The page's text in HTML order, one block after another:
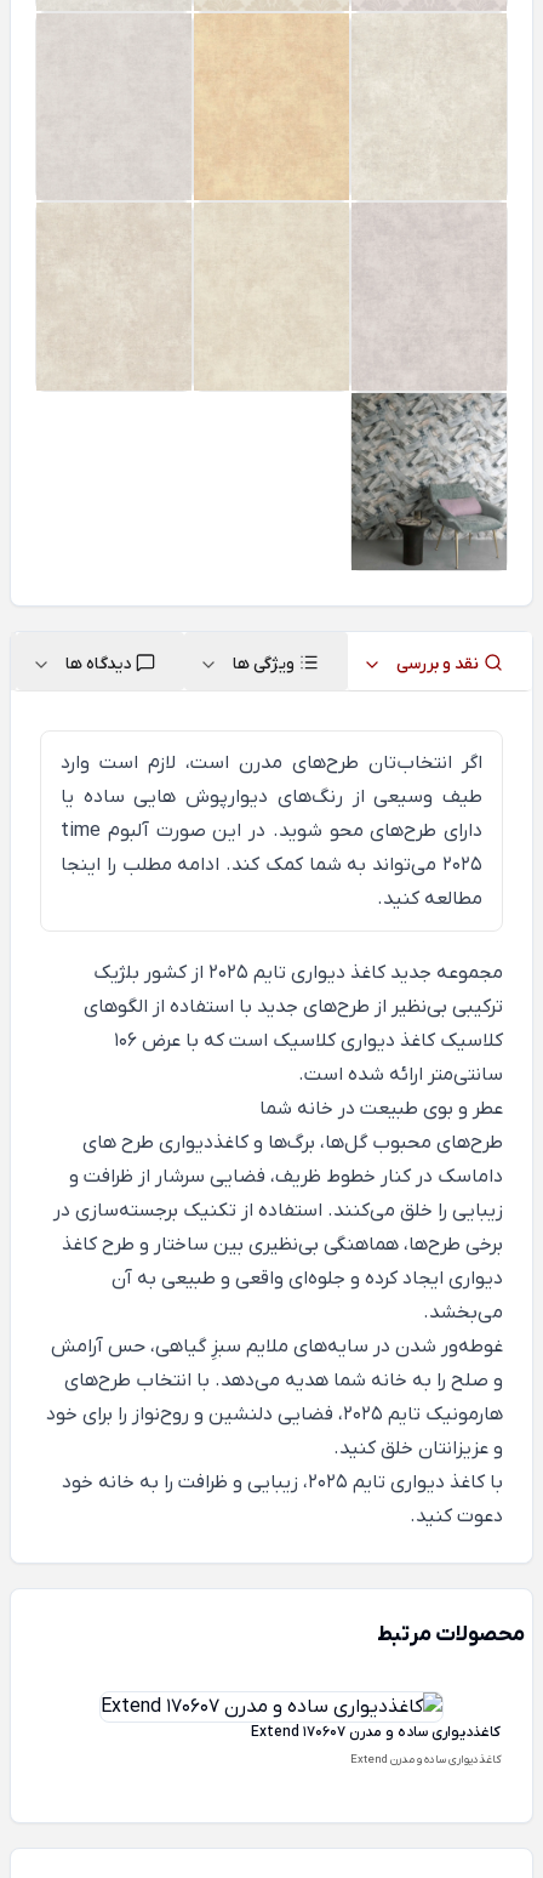
نقد و بررسی ویژگی ها دیدگاه ها
اگر انتخاب‌تان طرح‌های مدرن است، لازم است وارد
طیف وسیعی از رنگ‌های دیوارپوش هایی ساده یا
دارای طرح‌های محو شوید. در این صورت آلبوم time
2025 می‌تواند به شما کمک کند. ادامه مطلب را
اینجا
مطالعه کنید.
مجموعه جدید کاغذ دیواری تایم 2025 از کشور بلژیک
ترکیبی بی‌نظیر از طرح‌های جدید با استفاده از الگوهای
کلاسیک کاغذ دیواری کلاسیک است که با عرض 106
سانتی‌متر ارائه شده است.
عطر و بوی طبیعت در خانه شما
طرح‌های محبوب گل‌ها، برگ‌ها و کاغذدیواری طرح های
داماسک در کنار خطوط ظریف، فضایی سرشار از ظرافت و
زیبایی را خلق می‌کنند. استفاده از تکنیک برجسته‌سازی در
برخی طرح‌ها، هماهنگی بی‌نظیری بین ساختار و طرح کاغذ
دیواری ایجاد کرده و جلوه‌ای واقعی و طبیعی به آن
می‌بخشد.
غوطه‌ور شدن در سایه‌های ملایم سبزِ گیاهی، حس آرامش
و صلح را به خانه شما هدیه می‌دهد. با انتخاب طرح‌های
هارمونیک تایم 2025، فضایی دلنشین و روح‌نواز را برای خود
و عزیزانتان خلق کنید.
با کاغذ دیواری تایم 2025، زیبایی و ظرافت را به خانه خود
دعوت کنید.
محصولات مرتبط
کاغذدیواری ساده و مدرن Extend 170607
کاغذدیواری ساده و مدرن Extend